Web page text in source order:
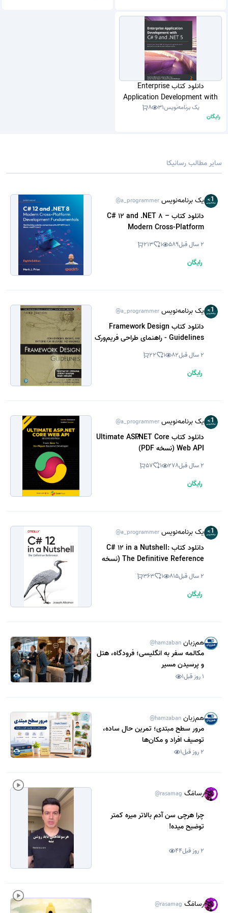
دانلود کتاب Enterprise
Application Development with
C# 9 and .NET 5 (نسخه PDF)
یک برنامه‌نویس31
8
رایگان
سایر مطالب رسانیکا
یک برنامه‌نویس @a_programmer
دانلود کتاب C# 12 and .NET 8 –
Modern Cross-Platform
Development (نسخه PDF) 2 سال قبل 589
1
213
رایگان
یک برنامه‌نویس @a_programmer
دانلود کتاب Framework Design
Guidelines - راهنمای طراحی فریم‌ورک
(نسخه PDF) 2 سال قبل 82
1
22
رایگان
یک برنامه‌نویس @a_programmer
دانلود کتاب Ultimate ASP.NET Core
Web API (نسخه PDF)
2 سال قبل 278
1
57
رایگان
یک برنامه‌نویس @a_programmer
دانلود کتاب C# 12 in a Nutshell:
The Definitive Reference (نسخه
2 سال قبل 815
1
363
رایگان
هم‌زبان @hamzaban
مکالمه سفر به انگلیسی؛ فرودگاه، هتل
و پرسیدن مسیر
1 روز قبل 1
هم‌زبان @hamzaban
مرور سطح مبتدی؛ تمرین حال ساده،
توصیف افراد و مکان‌ها
2 روز قبل 1
رسامَگ @rasamag
چرا هرچی سن آدم بالاتر میره کمتر
توضیح میده!
2 روز قبل 44
رسامَگ @rasamag